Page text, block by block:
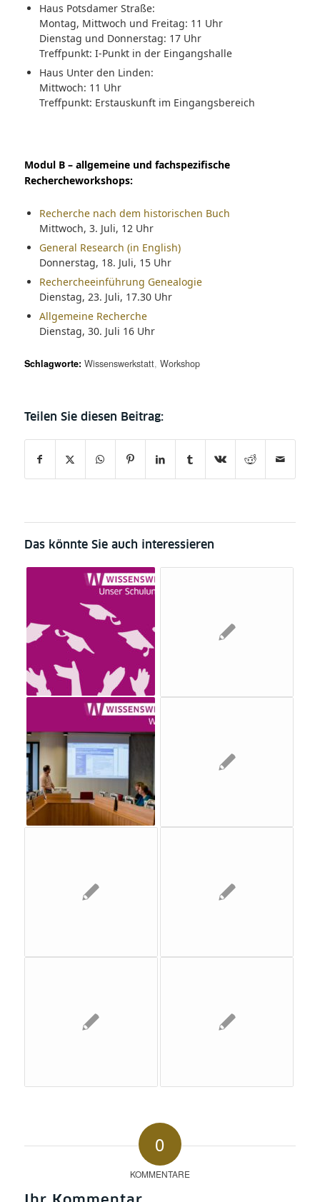
Haus Potsdamer Straße:
Montag, Mittwoch und Freitag: 11 Uhr
Dienstag und Donnerstag: 17 Uhr
Treffpunkt: I-Punkt in der Eingangshalle
Haus Unter den Linden:
Mittwoch: 11 Uhr
Treffpunkt: Erstauskunft im Eingangsbereich
Modul B – allgemeine und fachspezifische
Rechercheworkshops:
Recherche nach dem historischen Buch
Mittwoch, 3. Juli, 12 Uhr
General Research (in English)
Donnerstag, 18. Juli, 15 Uhr
Rechercheeinführung Genealogie
Dienstag, 23. Juli, 17.30 Uhr
Allgemeine Recherche
Dienstag, 30. Juli 16 Uhr
Schlagworte: Wissenswerkstatt, Workshop
Das könnte Sie auch interessieren
0
KOMMENTARE